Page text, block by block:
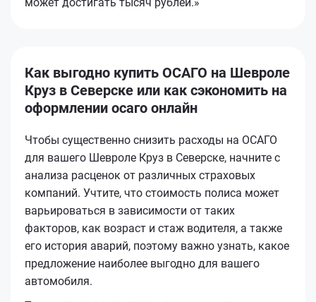
Как выгодно купить ОСАГО на Шевроле
Круз в Северске или как сэкономить на
оформлении осаго онлайн
Чтобы существенно снизить расходы на ОСАГО
для вашего Шевроле Круз в Северске, начните с
анализа расценок от различных страховых
компаний. Учтите, что стоимость полиса может
варьироваться в зависимости от таких
факторов, как возраст и стаж водителя, а также
его история аварий, поэтому важно узнать, какое
предложение наиболее выгодно для вашего
автомобиля.